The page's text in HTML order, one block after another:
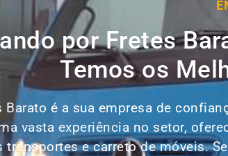
por Fretes
Temos os
Barato é a sua empresa de
vasta experiência no setor,
transportes e carreto de móveis.